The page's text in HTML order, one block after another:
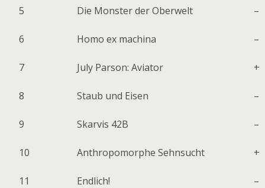
5 Die Monster der Oberwelt –
6 Homo ex machina –
7 July Parson: Aviator +
8 Staub und Eisen –
9 Skarvis 42B –
10 Anthropomorphe Sehnsucht +
11 Endlich! –